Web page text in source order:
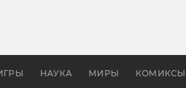
НАУКА МИРЫ КОМИКСЫ
бы «Властелина колец»